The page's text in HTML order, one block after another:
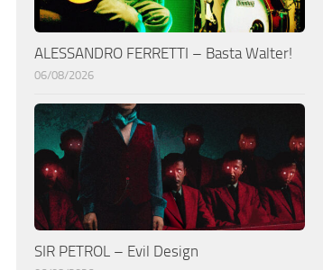
ALESSANDRO FERRETTI – Basta Walter!
06/08/2026
SIR PETROL – Evil Design